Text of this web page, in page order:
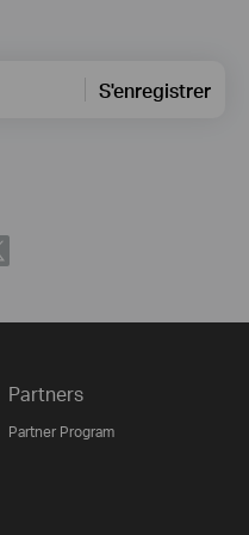
S'enregistrer
Partners
Partner Program